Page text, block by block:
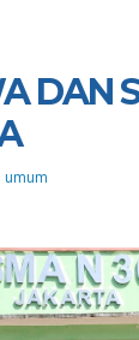
DAN
umum